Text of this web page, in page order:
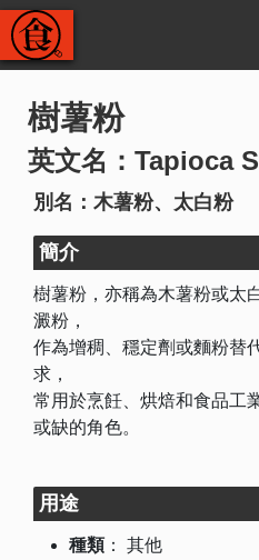
樹薯粉
英文名：Tapioca
別名：木薯粉、太白粉
簡介
樹薯粉，亦稱為木薯粉或太
澱粉，
作為增稠、穩定劑或麵粉替
求，
常用於烹飪、烘焙和食品工
或缺的角色。
用途
種類： 其他